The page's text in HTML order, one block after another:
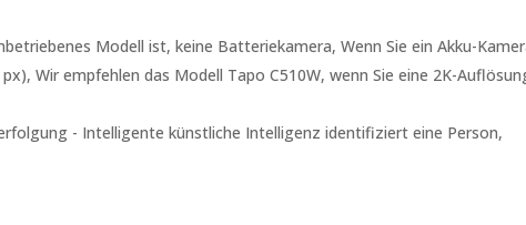
Modell ist, keine Batteriekamera, Wenn Sie ein Akku-
Wir empfehlen das Modell Tapo C510W, wenn Sie eine 2K-
- Intelligente künstliche Intelligenz identifiziert eine Person,